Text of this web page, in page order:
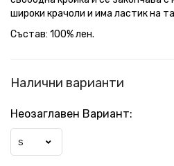
широки крачоли и има ластик на
Състав: 100% лен.
Налични варианти
Неозаглавен Вариант:
S